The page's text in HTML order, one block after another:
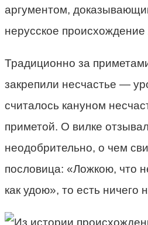
аргументом,
нерусское
Традиционно за
закрепили несчастье —
считалось кануном
приметой. О вилке
неодобрительно, о чем
пословица: «Ложкою, что
как удою», то есть ничего